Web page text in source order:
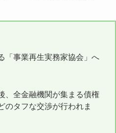
「事業再生実務家協会」へ
、全金融機関が集まる債権
のタフな交渉が行われま